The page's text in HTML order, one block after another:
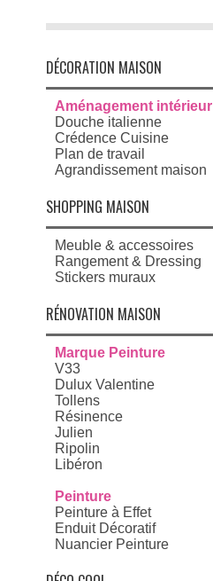
DÉCORATION MAISON
Aménagement intérieur
Douche italienne
Crédence Cuisine
Plan de travail
Agrandissement maison
SHOPPING MAISON
Meuble & accessoires
Rangement & Dressing
Stickers muraux
RÉNOVATION MAISON
Marque Peinture
V33
Dulux Valentine
Tollens
Résinence
Julien
Ripolin
Libéron
Peinture
Peinture à Effet
Enduit Décoratif
Nuancier Peinture